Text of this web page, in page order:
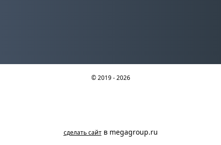
© 2019 - 2026
сделать сайтв megagroup.ru